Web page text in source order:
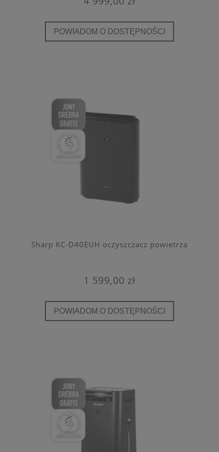
POWIADOM O DOSTĘPNOŚCI
Sharp KC-D40EUH oczyszczacz powietrza
1 599,00 zł
POWIADOM O DOSTĘPNOŚCI